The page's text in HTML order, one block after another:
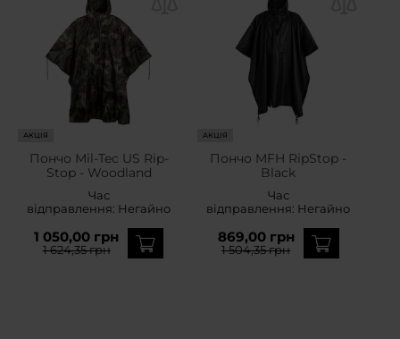
АКЦІЯ
Пончо Mil-Tec US Rip-
Stop - Woodland
Час
відправлення: Негайно
1 050,00 грн
1 624,35 грн
АКЦІЯ
Пончо MFH RipStop -
Black
Час
відправлення: Негайно
869,00 грн
1 504,35 грн